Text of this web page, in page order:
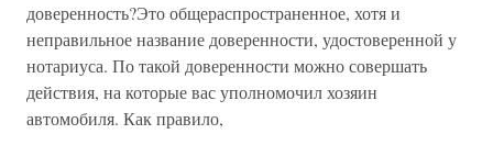
доверенность?Это общераспространенное, хотя и
неправильное название доверенности, удостоверенной у
нотариуса. По такой доверенности можно совершать
действия, на которые вас уполномочил хозяин
автомобиля. Как правило,